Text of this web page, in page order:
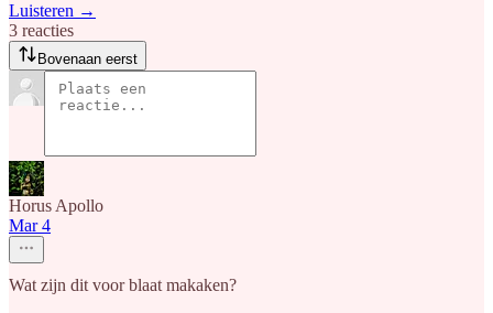
Luisteren →
3 reacties
Bovenaan eerst
Horus Apollo
Mar 4
Wat zijn dit voor blaat makaken?